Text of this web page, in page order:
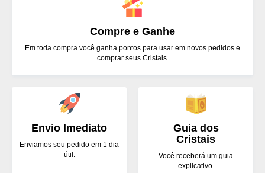
Envio Imediato
Enviamos seu pedido em 1 dia
útil.
Compre e Ganhe
Em toda compra você ganha pontos para usar em novos pedidos e
comprar seus Cristais.
Guia dos
Cristais
Você receberá um guia
explicativo.